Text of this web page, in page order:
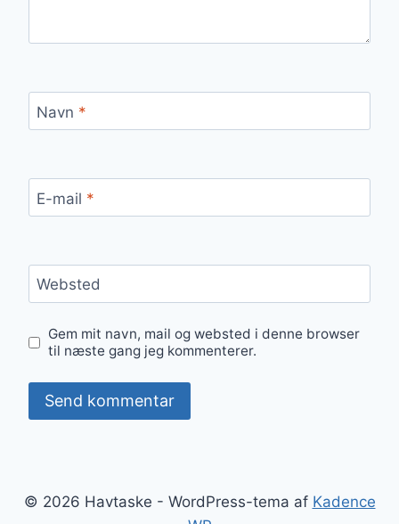
Navn *
E-mail *
Websted
Gem mit navn, mail og websted i denne browser
til næste gang jeg kommenterer.
© 2026 Havtaske - WordPress-tema af Kadence